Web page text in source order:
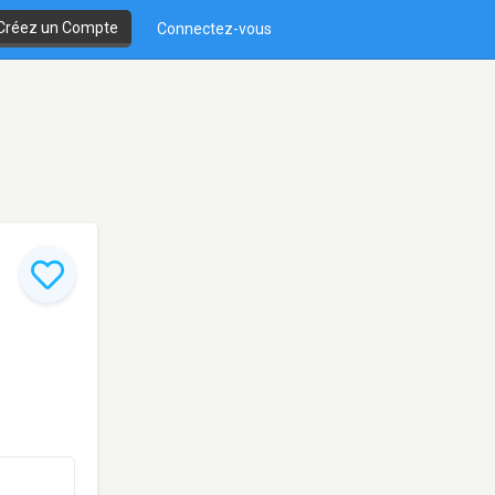
un Compte Connectez-vous